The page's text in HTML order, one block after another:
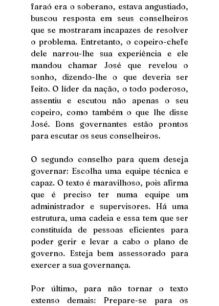
faraó era o soberano, estava angustiado,
buscou resposta em seus conselheiros
que se mostraram incapazes de resolver
o problema. Entretanto, o copeiro-chefe
dele narrou-lhe sua experiência e ele
mandou chamar José que revelou o
sonho, dizendo-lhe o que deveria ser
feito. O líder da nação, o todo poderoso,
assentiu e escutou não apenas o seu
copeiro, como também o que lhe disse
José. Bons governantes estão prontos
para escutar os seus conselheiros.
O segundo conselho para quem deseja
governar: Escolha uma equipe técnica e
capaz. O texto é maravilhoso, pois afirma
que é preciso ter numa equipe um
administrador e supervisores. Há uma
estrutura, uma cadeia e essa tem que ser
constituída de pessoas eficientes para
poder gerir e levar a cabo o plano de
governo. Esteja bem assessorado para
exercer a sua governança.
Por último, para não tornar o texto
extenso demais: Prepare-se para os